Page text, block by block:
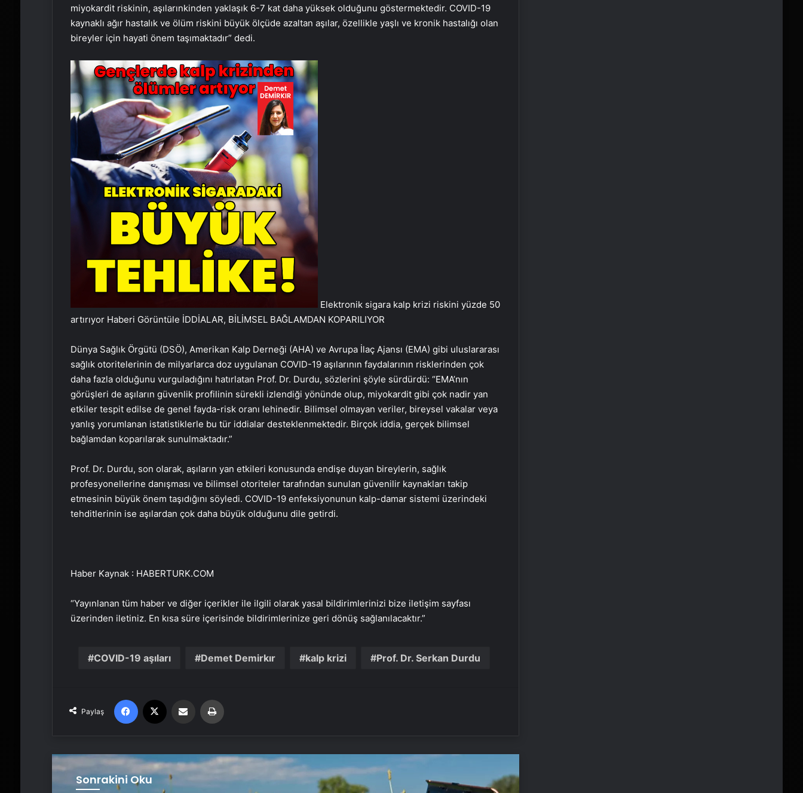
miyokardit riskinin, aşılarınkinden yaklaşık 6-7 kat daha yüksek olduğunu göstermektedir. COVID-19
kaynaklı ağır hastalık ve ölüm riskini büyük ölçüde azaltan aşılar, özellikle yaşlı ve kronik hastalığı olan
bireyler için hayati önem taşımaktadır” dedi.
Elektronik sigara kalp krizi riskini yüzde 50
artırıyor Haberi Görüntüle İDDİALAR, BİLİMSEL BAĞLAMDAN KOPARILIYOR
Dünya Sağlık Örgütü (DSÖ), Amerikan Kalp Derneği (AHA) ve Avrupa İlaç Ajansı (EMA) gibi uluslararası
sağlık otoritelerinin de milyarlarca doz uygulanan COVID-19 aşılarının faydalarının risklerinden çok
daha fazla olduğunu vurguladığını hatırlatan Prof. Dr. Durdu, sözlerini şöyle sürdürdü: “EMA’nın
görüşleri de aşıların güvenlik profilinin sürekli izlendiği yönünde olup, miyokardit gibi çok nadir yan
etkiler tespit edilse de genel fayda-risk oranı lehinedir. Bilimsel olmayan veriler, bireysel vakalar veya
yanlış yorumlanan istatistiklerle bu tür iddialar desteklenmektedir. Birçok iddia, gerçek bilimsel
bağlamdan koparılarak sunulmaktadır.”
Prof. Dr. Durdu, son olarak, aşıların yan etkileri konusunda endişe duyan bireylerin, sağlık
profesyonellerine danışması ve bilimsel otoriteler tarafından sunulan güvenilir kaynakları takip
etmesinin büyük önem taşıdığını söyledi. COVID-19 enfeksiyonunun kalp-damar sistemi üzerindeki
tehditlerinin ise aşılardan çok daha büyük olduğunu dile getirdi.
Haber Kaynak : HABERTURK.COM
“Yayınlanan tüm haber ve diğer içerikler ile ilgili olarak yasal bildirimlerinizi bize iletişim sayfası
üzerinden iletiniz. En kısa süre içerisinde bildirimlerinize geri dönüş sağlanılacaktır.”
COVID-19 aşıları Demet Demirkır kalp krizi Prof. Dr. Serkan Durdu
Paylaş
Facebook Email'den paylaş
Sonrakini Oku
oldu